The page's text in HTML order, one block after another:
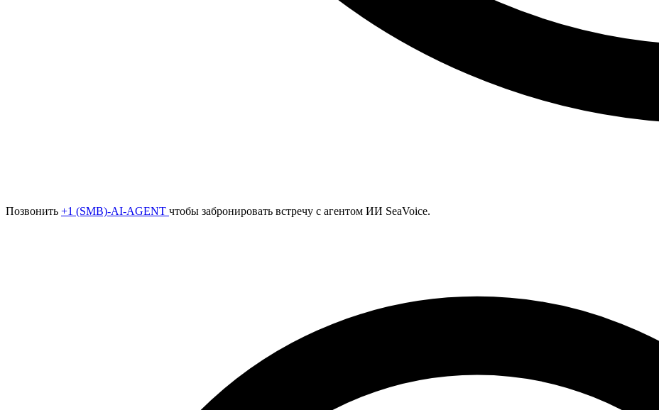
Позвонить +1 (SMB)-AI-AGENT чтобы забронировать встречу с агентом ИИ SeaVoice.